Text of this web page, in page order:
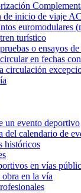
de inicio de viaje
euromodulares
turístico
o ensayos
en fechas
circulación
un evento deportivo
del calendario de
históricos
en vías
en la vía